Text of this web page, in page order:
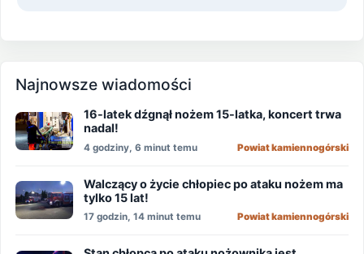
Najnowsze wiadomości
16-latek dźgnął nożem 15-latka, koncert trwa
nadal!
4 godziny, 6 minut temu Powiat kamiennogórski
Walczący o życie chłopiec po ataku nożem ma
tylko 15 lat!
17 godzin, 14 minut temu Powiat kamiennogórski